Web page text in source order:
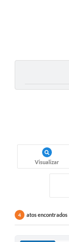
Visualizar
4 atos encontrados